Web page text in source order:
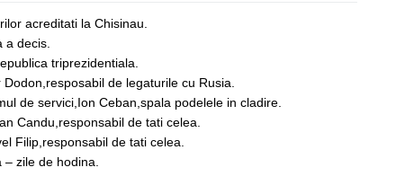
acreditati la Chisinau.
a decis.
triprezidentiala.
de legaturile cu Rusia.
de servici,Ion Ceban,spala podelele in cladire.
Candu,responsabil de tati celea.
Filip,responsabil de tati celea.
zile de hodina.